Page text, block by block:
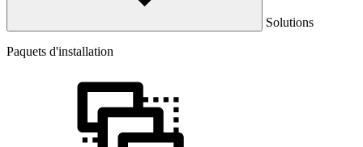
Solutions
Paquets d'installation